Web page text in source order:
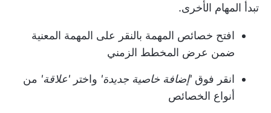
تبدأ المهام الأخرى.
افتح خصائص المهمة بالنقر على المهمة المعنية
ضمن عرض المخطط الزمني
انقر فوق 'إضافة خاصية جديدة' واختر 'علاقة' من
أنواع الخصائص